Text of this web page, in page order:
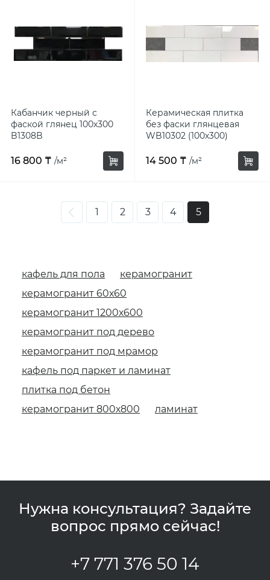
Кабанчик черный с
фаской глянец 100х300
B1308B
16 800 ₸ /м²
Керамическая плитка
без фаски глянцевая
WB10302 (100х300)
14 500 ₸ /м²
1 2 3 4 5
кафель для пола
керамогранит
керамогранит 60х60
керамогранит 1200х600
керамогранит под дерево
керамогранит под мрамор
кафель под паркет и ламинат
плитка под бетон
керамогранит 800х800
ламинат
Нужна консультация? Задайте
вопрос прямо сейчас!
+7 771 376 50 14